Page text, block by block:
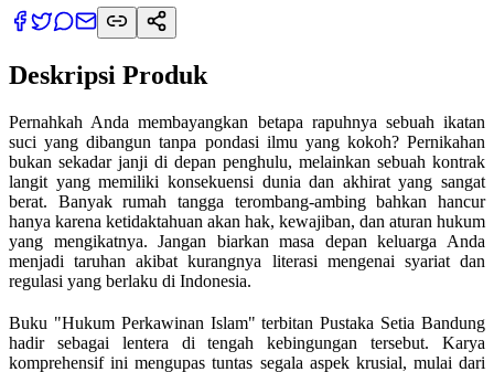
Deskripsi Produk
Pernahkah Anda membayangkan betapa rapuhnya sebuah ikatan
suci yang dibangun tanpa pondasi ilmu yang kokoh? Pernikahan
bukan sekadar janji di depan penghulu, melainkan sebuah kontrak
langit yang memiliki konsekuensi dunia dan akhirat yang sangat
berat. Banyak rumah tangga terombang-ambing bahkan hancur
hanya karena ketidaktahuan akan hak, kewajiban, dan aturan hukum
yang mengikatnya. Jangan biarkan masa depan keluarga Anda
menjadi taruhan akibat kurangnya literasi mengenai syariat dan
regulasi yang berlaku di Indonesia.
Buku "Hukum Perkawinan Islam" terbitan Pustaka Setia Bandung
hadir sebagai lentera di tengah kebingungan tersebut. Karya
komprehensif ini mengupas tuntas segala aspek krusial, mulai dari